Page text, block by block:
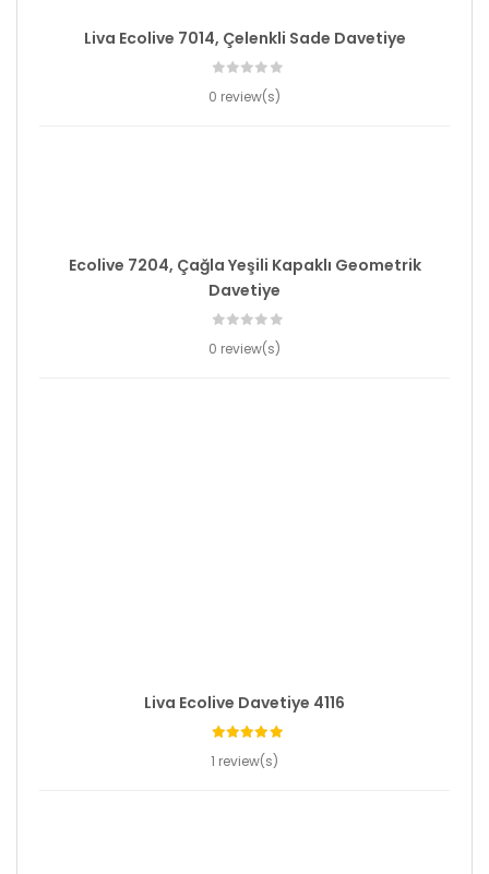
Liva Ecolive 7014, Çelenkli Sade Davetiye
0 review(s)
Ecolive 7204, Çağla Yeşili Kapaklı Geometrik
Davetiye
0 review(s)
Liva Ecolive Davetiye 4116
1 review(s)